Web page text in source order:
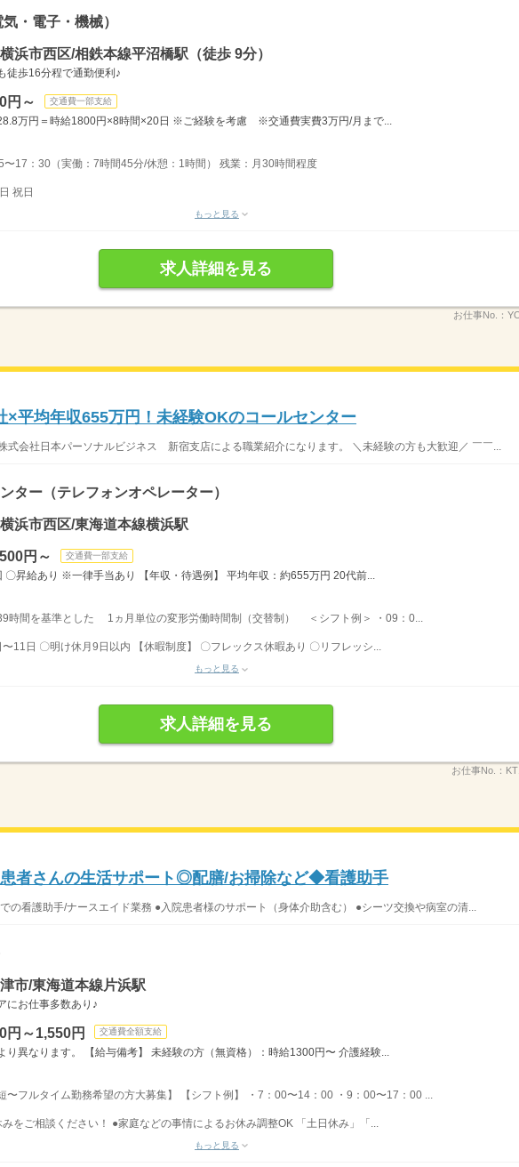
・電子・機械）
浜市西区/相鉄本線平沼橋駅（徒歩 9分）
徒歩16分程で通勤便利♪
円～ 交通費一部支給
28.8万円＝時給1800円×8時間×20日 ※ご経験を考慮 ※交通費実費3万円/月まで...
〜17：30（実働：7時間45分/休憩：1時間） 残業：月30時間程度
祝日
もっと見る
求人詳細を見る
お仕事No.：
×平均年収655万円！未経験OKのコールセンター
式会社日本パーソナルビジネス 新宿支店による職業紹介になります。 ＼未経験の方も大歓迎／ ￣￣...
ター（テレフォンオペレーター）
浜市西区/東海道本線横浜駅
円～ 交通費一部支給
〇昇給あり ※一律手当あり 【年収・待遇例】 平均年収：約655万円 20代前...
時間を基準とした 1ヵ月単位の変形労働時間制（交替制） ＜シフト例＞ ・09：0...
11日 〇明け休月9日以内 【休暇制度】 〇フレックス休暇あり 〇リフレッシ...
もっと見る
求人詳細を見る
お仕事No.：
者さんの生活サポート◎配膳/お掃除など◆看護助手
での看護助手/ナースエイド業務 ●入院患者様のサポート（身体介助含む） ●シーツ交換や病室の清...
市/東海道本線片浜駅
にお仕事多数あり♪
円～1,550円 交通費全額支給
異なります。 【給与備考】 未経験の方（無資格）：時給1300円〜 介護経験...
〜フルタイム勤務希望の方大募集】 【シフト例】 ・7：00〜14：00 ・9：00〜17：00 ...
をご相談ください！ ●家庭などの事情によるお休み調整OK 「土日休み」「...
もっと見る